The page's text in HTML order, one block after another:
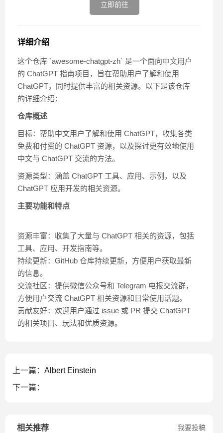
立即前往
详细介绍
这个仓库 `awesome-chatgpt-zh` 是一个面向中文用户
的 ChatGPT 指南项目，旨在帮助用户了解和使用
ChatGPT，同时提供丰富的相关资源。以下是该仓库
的详细介绍：
仓库概述
目标：帮助中文用户了解和使用 ChatGPT，收集各类
免费和付费的 ChatGPT 资源，以及探讨更有效地使用
中文与 ChatGPT 交流的方法。
资源类型：涵盖 ChatGPT 工具、应用、示例，以及
ChatGPT 应用开发的相关资源。
主要功能和特点
资源丰富：收集了大量与 ChatGPT 相关的资源，包括
工具、应用、开发指南等。
持续更新：GitHub 仓库持续更新，方便用户获取最新
的信息。
交流社区：提供微信公众号和 Telegram 电报交流群，
方便用户交流 ChatGPT 相关资源和日常使用话题。
贡献友好：欢迎用户通过 issue 或 PR 提交 ChatGPT
的相关项目、玩法和优质资源。
上一篇： Albert Einstein
下一篇：
我要投稿
相关推荐